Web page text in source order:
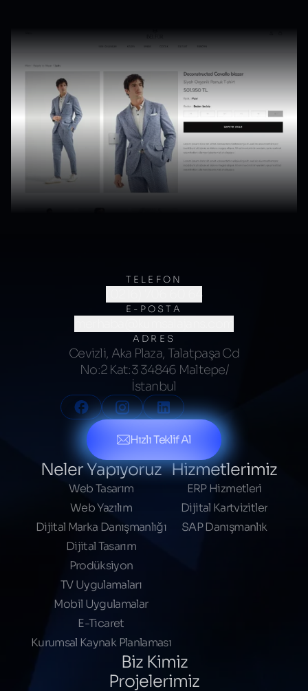
TELEFON
(0216) 706 60 64
E-POSTA
ADRES
Cevizli, Aka Plaza, Talatpaşa Cd
No:2 Kat:3 34846 Maltepe/
İstanbul
Hızlı Teklif Al
Neler Yapıyoruz
Web Tasarım
Web Yazılım
Dijital Marka Danışmanlığı
Dijital Tasarım
Prodüksiyon
TV Uygulamaları
Mobil Uygulamalar
E-Ticaret
Kurumsal Kaynak Planlaması
Hizmetlerimiz
ERP Hizmetleri
Dijital Kartvizitler
SAP Danışmanlık
Biz Kimiz
Projelerimiz